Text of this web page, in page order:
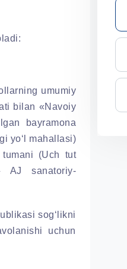
umumiy
bilan «Navoiy
bayramona
yo‘l mahallasi)
(Uch tut
AJ sanatoriy-
sog‘likni
uchun